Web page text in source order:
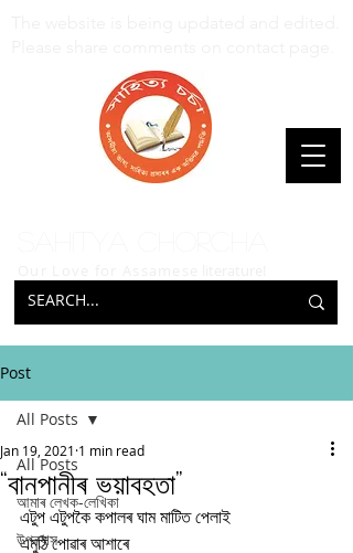
Post
All Posts
আমাৰ লেখক-লেখিকা
উপন্যাস
All Posts
“বানপানীৰ ভয়াবহতা”
Jan 19, 2021 1 min read
এটুপ এটুপকৈ কপালৰ ঘাম মাটিত পেলাই
এমুঠি পোৱাৰ আশাৰে